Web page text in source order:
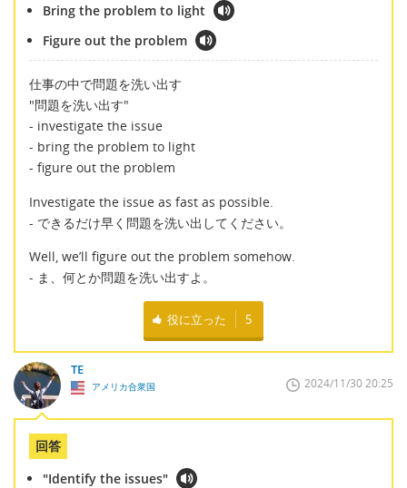
Bring the problem to light
Figure out the problem
仕事の中で問題を洗い出す
"問題を洗い出す"
- investigate the issue
- bring the problem to light
- figure out the problem
Investigate the issue as fast as possible.
- できるだけ早く問題を洗い出してください。
Well, we’ll figure out the problem somehow.
- ま、何とか問題を洗い出すよ。
役に立った 5
TE
アメリカ合衆国 2024/11/30 20:25
回答
"Identify the issues"